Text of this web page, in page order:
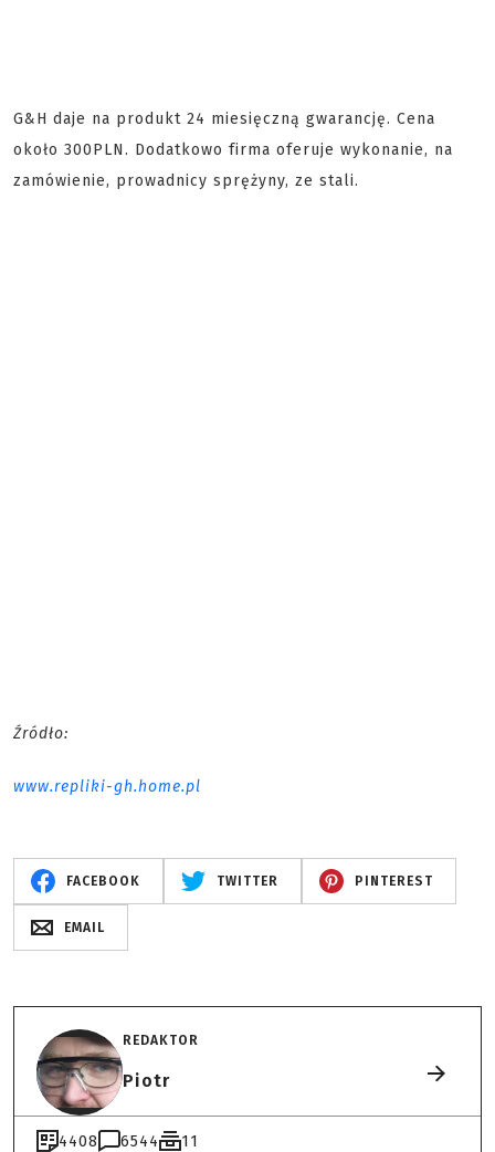
G&H daje na produkt 24 miesięczną gwarancję. Cena
około 300PLN. Dodatkowo firma oferuje wykonanie, na
zamówienie, prowadnicy sprężyny, ze stali.
Źródło:
www.repliki-gh.home.pl
FACEBOOK TWITTER PINTEREST
EMAIL
REDAKTOR
Piotr
4408 6544 11